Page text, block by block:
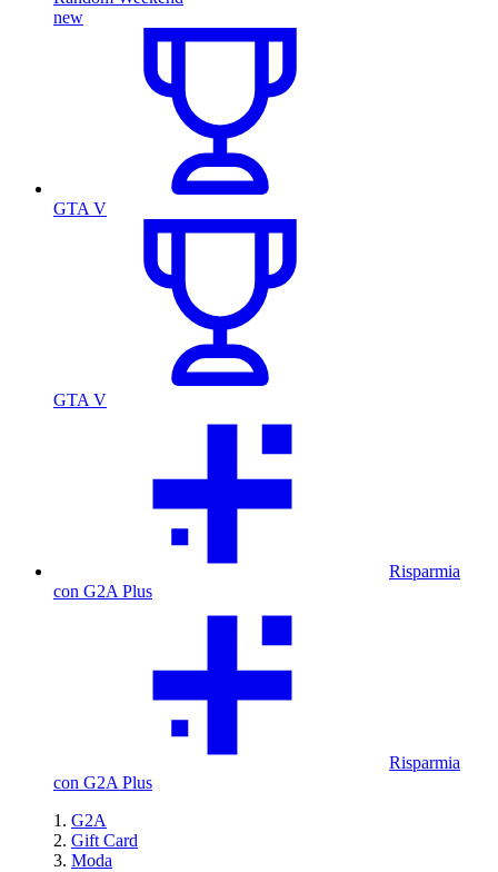
new
GTA V
GTA V
Risparmia
con G2A Plus
Risparmia
con G2A Plus
G2A
Gift Card
Moda